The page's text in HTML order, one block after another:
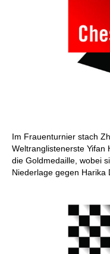
Im Frauenturnier stach
Weltranglistenerste Yifan
die Goldmedaille, wobei
Niederlage gegen Harika